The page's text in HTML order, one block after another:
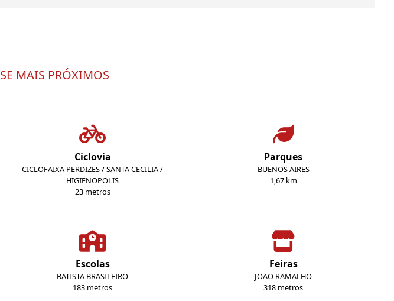
MAIS PRÓXIMOS
Ciclovia
CICLOFAIXA PERDIZES / SANTA CECILIA /
HIGIENOPOLIS
23 metros
Parques
BUENOS AIRES
1,67 km
Escolas
BATISTA BRASILEIRO
183 metros
Feiras
JOAO RAMALHO
318 metros